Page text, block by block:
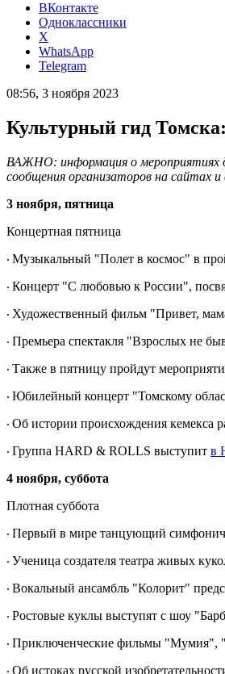
ВКонтакте
Одноклассники
X
WhatsApp
Telegram
08:56, 3 ноября 2023
Культурный гид
ВАЖНО: информация о мероприятиях
сообщения организаторов на сайтах
3 ноября, пятница
Концертная пятница
· Музыкальный "Полет в космос" в
· Концерт "С любовью к России",
· Художественный фильм "Привет,
· Премьера спектакля "Взрослых не
· Также в пятницу пройдут
· Юбилейный концерт "Томскому
· Об истории происхождения кемекса
· Группа HARD & ROLLS выступит в
4 ноября, суббота
Плотная суббота
· Первый в мире танцующий
· Ученица создателя театра живых
· Вокальный ансамбль "Колорит"
· Ростовые куклы выступят с шоу
· Приключенческие фильмы "Мумия",
· Об истоках русской